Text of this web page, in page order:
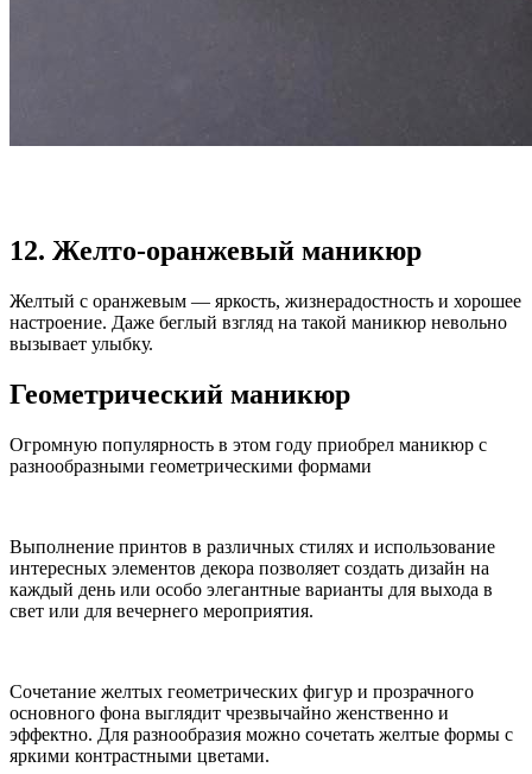
12. Желто-оранжевый маникюр
Желтый с оранжевым — яркость, жизнерадостность и хорошее
настроение. Даже беглый взгляд на такой маникюр невольно
вызывает улыбку.
Геометрический маникюр
Огромную популярность в этом году приобрел маникюр с
разнообразными геометрическими формами
Выполнение принтов в различных стилях и использование
интересных элементов декора позволяет создать дизайн на
каждый день или особо элегантные варианты для выхода в
свет или для вечернего мероприятия.
Сочетание желтых геометрических фигур и прозрачного
основного фона выглядит чрезвычайно женственно и
эффектно. Для разнообразия можно сочетать желтые формы с
яркими контрастными цветами.